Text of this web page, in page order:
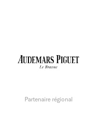
Partenaire régional